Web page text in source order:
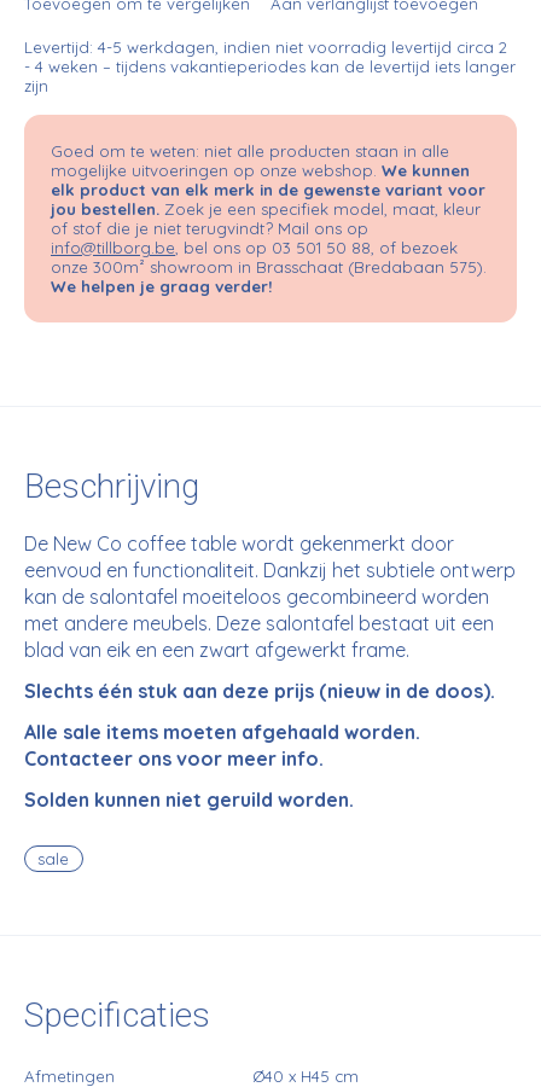
Levertijd: 4-5 werkdagen, indien niet voorradig levertijd circa 2
- 4 weken – tijdens vakantieperiodes kan de levertijd iets langer
zijn
Goed om te weten: niet alle producten staan in alle
mogelijke uitvoeringen op onze webshop. We kunnen
elk product van elk merk in de gewenste variant voor
jou bestellen. Zoek je een specifiek model, maat, kleur
of stof die je niet terugvindt? Mail ons op
info@tillborg.be, bel ons op 03 501 50 88, of bezoek
onze 300m² showroom in Brasschaat (Bredabaan 575).
We helpen je graag verder!
Beschrijving
De New Co coffee table wordt gekenmerkt door
eenvoud en functionaliteit. Dankzij het subtiele ontwerp
kan de salontafel moeiteloos gecombineerd worden
met andere meubels. Deze salontafel bestaat uit een
blad van eik en een zwart afgewerkt frame.
Slechts één stuk aan deze prijs (nieuw in de doos).
Alle sale items moeten afgehaald worden.
Contacteer ons voor meer info.
Solden kunnen niet geruild worden.
sale
Specificaties
Afmetingen Ø40 x H45 cm